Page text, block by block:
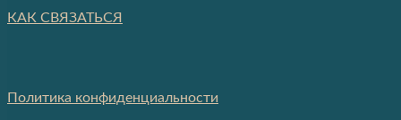
КАК СВЯЗАТЬСЯ
Политика конфиденциальности